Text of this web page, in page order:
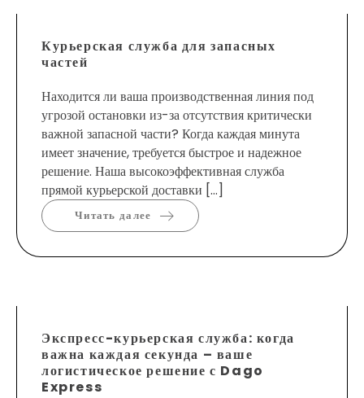
Курьерская служба для запасных
частей
Находится ли ваша производственная линия под
угрозой остановки из-за отсутствия критически
важной запасной части? Когда каждая минута
имеет значение, требуется быстрое и надежное
решение. Наша высокоэффективная служба
прямой курьерской доставки […]
Читать далее
Экспресс-курьерская служба: когда
важна каждая секунда – ваше
логистическое решение с Dago
Express